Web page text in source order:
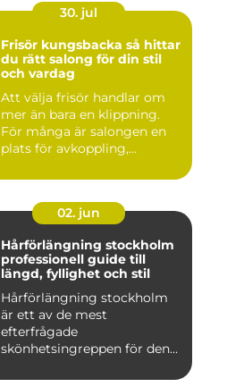
30. jul
Frisör kungsbacka så hittar
du rätt salong för din stil
och vardag
Att välja frisör handlar om
mer än bara en klippning.
För många är salongen en
plats för avkoppling,...
02. jun
Hårförlängning stockholm
professionell guide till
längd, fyllighet och stil
Hårförlängning stockholm
är ett av de mest
efterfrågade
skönhetsingreppen för den